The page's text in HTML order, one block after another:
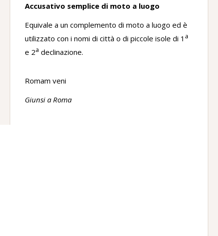
Accusativo semplice di moto a luogo
Equivale a un complemento di moto a luogo ed è
utilizzato con i nomi di città o di piccole isole di 1 a
e 2a declinazione.
Romam veni
Giunsi a Roma